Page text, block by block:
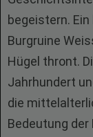
begeistern.
Burgruine
Hügel thront.
Jahrhundert
die
Bedeutung der